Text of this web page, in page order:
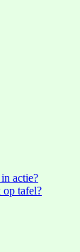
actie?
op tafel?